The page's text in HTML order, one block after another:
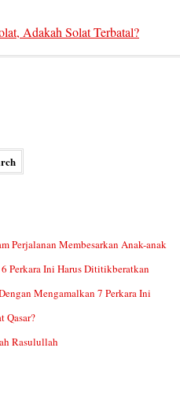
Adakah Solat Terbatal?
Perjalanan Membesarkan Anak-anak
Perkara Ini Harus Dititikberatkan
Mengamalkan 7 Perkara Ini
Qasar?
Rasulullah